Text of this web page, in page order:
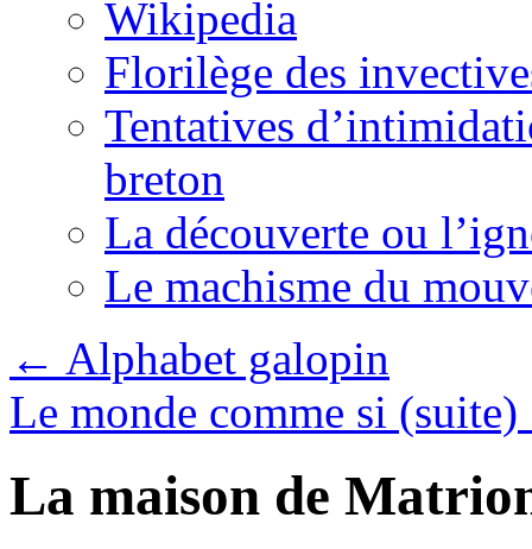
Wikipedia
Florilège des
Tentatives
breton
La découverte ou
Le machisme du
← Alphabet galopin
Le monde comme si
La maison de